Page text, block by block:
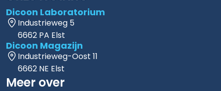
Dicoon Laboratorium
Industrieweg 5
6662 PA Elst
Dicoon Magazijn
Industrieweg-Oost 11
6662 NE Elst
Meer over